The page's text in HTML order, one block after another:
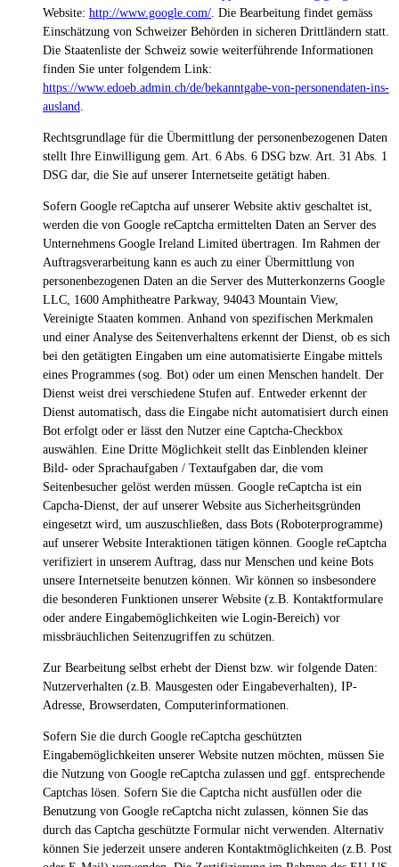
Website: http://www.google.com/. Die Bearbeitung findet gemäss
Einschätzung von Schweizer Behörden in sicheren Drittländern statt.
Die Staatenliste der Schweiz sowie weiterführende Informationen
finden Sie unter folgendem Link:
https://www.edoeb.admin.ch/de/bekanntgabe-von-personendaten-ins-
ausland.
Rechtsgrundlage für die Übermittlung der personenbezogenen Daten
stellt Ihre Einwilligung gem. Art. 6 Abs. 6 DSG bzw. Art. 31 Abs. 1
DSG dar, die Sie auf unserer Internetseite getätigt haben.
Sofern Google reCaptcha auf unserer Website aktiv geschaltet ist,
werden die von Google reCaptcha ermittelten Daten an Server des
Unternehmens Google Ireland Limited übertragen. Im Rahmen der
Auftragsverarbeitung kann es auch zu einer Übermittlung von
personenbezogenen Daten an die Server des Mutterkonzerns Google
LLC, 1600 Amphitheatre Parkway, 94043 Mountain View,
Vereinigte Staaten kommen. Anhand von spezifischen Merkmalen
und einer Analyse des Seitenverhaltens erkennt der Dienst, ob es sich
bei den getätigten Eingaben um eine automatisierte Eingabe mittels
eines Programmes (sog. Bot) oder um einen Menschen handelt. Der
Dienst weist drei verschiedene Stufen auf. Entweder erkennt der
Dienst automatisch, dass die Eingabe nicht automatisiert durch einen
Bot erfolgt oder er lässt den Nutzer eine Captcha-Checkbox
auswählen. Eine Dritte Möglichkeit stellt das Einblenden kleiner
Bild- oder Sprachaufgaben / Textaufgaben dar, die vom
Seitenbesucher gelöst werden müssen. Google reCaptcha ist ein
Capcha-Dienst, der auf unserer Website aus Sicherheitsgründen
eingesetzt wird, um auszuschließen, dass Bots (Roboterprogramme)
auf unserer Website Interaktionen tätigen können. Google reCaptcha
verifiziert in unserem Auftrag, dass nur Menschen und keine Bots
unsere Internetseite benutzen können. Wir können so insbesondere
die besonderen Funktionen unserer Website (z.B. Kontaktformulare
oder andere Eingabemöglichkeiten wie Login-Bereich) vor
missbräuchlichen Seitenzugriffen zu schützen.
Zur Bearbeitung selbst erhebt der Dienst bzw. wir folgende Daten:
Nutzerverhalten (z.B. Mausgesten oder Eingabeverhalten), IP-
Adresse, Browserdaten, Computerinformationen.
Sofern Sie die durch Google reCaptcha geschützten
Eingabemöglichkeiten unserer Website nutzen möchten, müssen Sie
die Nutzung von Google reCaptcha zulassen und ggf. entsprechende
Captchas lösen. Sofern Sie die Captcha nicht ausfüllen oder die
Benutzung von Google reCaptcha nicht zulassen, können Sie das
durch das Captcha geschützte Formular nicht verwenden. Alternativ
können Sie jederzeit unsere anderen Kontaktmöglichkeiten (z.B. Post